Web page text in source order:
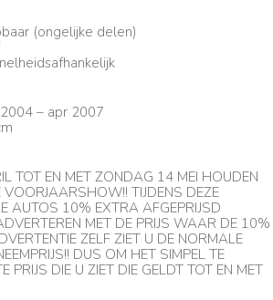
(ongelijke delen)
– apr 2007
TOT EN MET ZONDAG 14 MEI HOUDEN
VOORJAARSHOW!! TIJDENS DEZE
AUTOS 10% EXTRA AFGEPRIJSD
MET DE PRIJS WAAR DE 10%
ZELF ZIET U DE NORMALE
DUS OM HET SIMPEL TE
PRIJS DIE U ZIET DIE GELDT TOT EN MET